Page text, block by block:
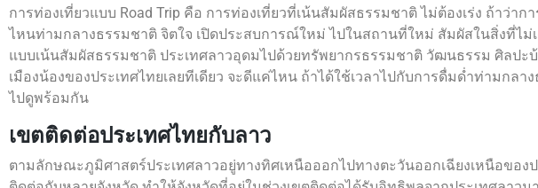
การท่องเที่ยวแบบ Road Trip คือ การท่องเที่ยวที่เน้นสัมผัสธรรมชาติ ไม่ต้องเร่ง ถ้าว่า
ไหนท่ามกลางธรรมชาติ จิตใจ เปิดประสบการณ์ใหม่ ไปในสถานที่ใหม่ สัมผัสในสิ่งที่ไม่
แบบเน้นสัมผัสธรรมชาติ ประเทศลาวอุดมไปด้วยทรัพยากรธรรมชาติ วัฒนธรรม ศิลปะบ้
เมืองน้องของประเทศไทยเลยทีเดียว จะดีแค่ไหน ถ้าได้ใช้เวลาไปกับการดื่มด่ำท่ามกล
ไปดูพร้อมกัน
เขตติดต่อประเทศไทยกับลาว
ตามลักษณะภูมิศาสตร์ประเทศลาวอยู่ทางทิศเหนือออกไปทางตะวันออกเฉียงเหนือขอ